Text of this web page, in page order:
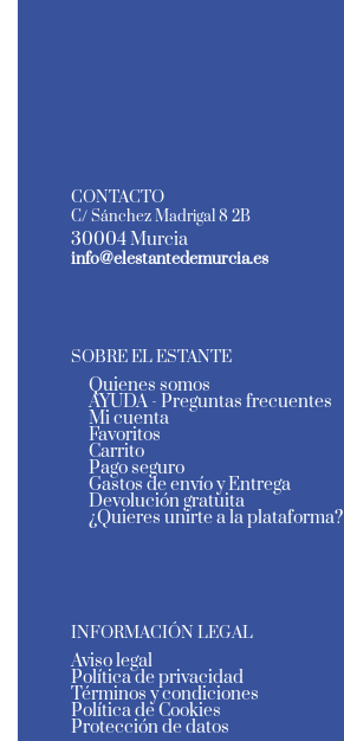
CONTACTO
C/ Sánchez Madrigal 8 2B
30004 Murcia
info@elestantedemurcia.es
SOBRE EL ESTANTE
Quienes somos
AYUDA - Preguntas frecuentes
Mi cuenta
Favoritos
Carrito
Pago seguro
Gastos de envío y Entrega
Devolución gratuita
¿Quieres unirte a la plataforma?
INFORMACIÓN LEGAL
Aviso legal
Política de privacidad
Términos y condiciones
Política de Cookies
Protección de datos